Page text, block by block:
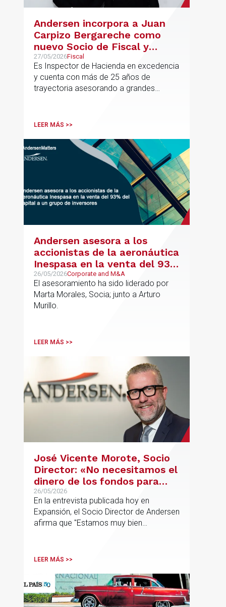
Andersen incorpora a Juan
Carpizo Bergareche como
nuevo Socio de Fiscal y
responsable de la práctica
ibérica de Fiscalidad Local
27/05/2026Fiscal
Es Inspector de Hacienda en excedencia
y cuenta con más de 25 años de
trayectoria asesorando a grandes
principalmente en los sectores
medioambiental
LEER MÁS >>
Andersen asesora a los
accionistas de la aeronáutica
Inespasa en la venta del 93%
del capital a un grupo de
inversores
26/05/2026Corporate and M&A
El asesoramiento ha sido liderado por
Marta Morales, Socia; junto a Arturo
Murillo.
LEER MÁS >>
José Vicente Morote, Socio
Director: «No necesitamos el
dinero de los fondos para
desarrollar nuestro
proyecto»
26/05/2026
En la entrevista publicada hoy en
Expansión, el Socio Director de Andersen
afirma que "Estamos muy bien
tenemos y ese es el modelo que vamos
LEER MÁS >>